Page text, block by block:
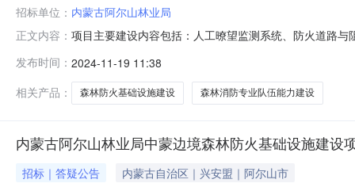
招标单位： 内蒙古阿尔山林业局
正文内容： 项目主要建设内容包括：人工暸望监测系统、防火道路
发布时间： 2024-11-19 11:38
相关产品：
森林防火基础设施建设 森林消防专业队伍能力建设
内蒙古阿尔山林业局中蒙边境森林防火基础设施建设
招标｜答疑公告
内蒙古自治区｜兴安盟｜阿尔山市